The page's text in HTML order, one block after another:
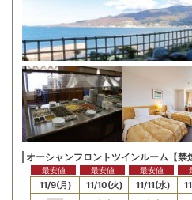
オーシャンフロントツインルーム【禁
11/9(月)
最安値
11/10(火)
最安値
11/11(水)
最安値